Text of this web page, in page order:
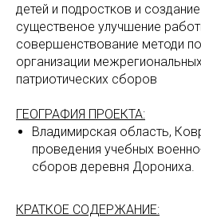
детей и подростков и
существеное улучшение
совершенствование методи
организации
патриотических сборов
ГЕОГРАФИЯ ПРОЕКТА:
Владимирская область,
проведения учебных
сборов деревня Дорониха.
КРАТКОЕ СОДЕРЖАНИЕ: